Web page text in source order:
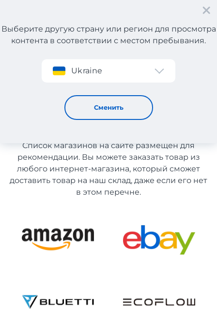
Регистрация
Выберите другую страну или регион для просмотра
контента в соответствии с местом пребывания.
Ukraine
Сменить
Смартфоны и электроника с Португалии
Смартфоны и электроника с
Португалии
Список магазинов на сайте размещен для
рекомендации. Вы можете заказать товар из
любого интернет-магазина, который сможет
доставить товар на наш склад, даже если его нет
в этом перечне.